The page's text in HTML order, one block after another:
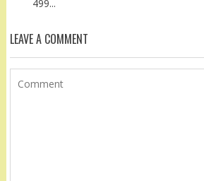
499...
LEAVE A COMMENT